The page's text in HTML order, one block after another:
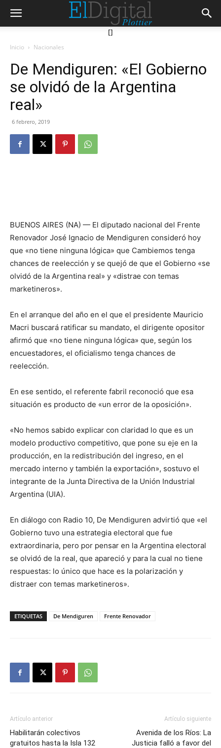
[]
Inicio Nacionales
De Mendiguren: «El Gobierno
se olvidó de la Argentina
real»
6 febrero, 2019
BUENOS AIRES (NA) — El diputado nacional del Frente
Renovador José Ignacio de Mendiguren consideró hoy
que «no tiene ninguna lógica» que Cambiemos tenga
chances de reelección y se quejó de que el Gobierno «se
olvidó de la Argentina real» y «distrae con temas
marketineros».
En el arranque del año en el que el presidente Mauricio
Macri buscará ratificar su mandato, el dirigente opositor
afirmó que «no tiene ninguna lógica» que, según los
encuestadores, el oficialismo tenga chances de
reelección.
En ese sentido, el referente fabril reconoció que esa
situación es producto de «un error de la oposición».
«No hemos sabido explicar con claridad lo que es un
modelo productivo competitivo, que pone su eje en la
producción, en la redistribución del ingreso, en el
mercado interno y también la exportación», sostuvo el
integrante de la Junta Directiva de la Unión Industrial
Argentina (UIA).
En diálogo con Radio 10, De Mendiguren advirtió que «el
Gobierno tuvo una estrategia electoral que fue
extraordinaria, pero por pensar en la Argentina electoral
se olvidó de la real, que apareció y para la cual no tiene
respuestas: lo único que hace es la polarización y
distraer con temas marketineros».
ETIQUETAS De Mendiguren Frente Renovador
Artículo anterior
Habilitarán colectivos
gratuitos hasta la Isla 132
Artículo siguiente
Avenida de los Ríos: La
Justicia falló a favor del